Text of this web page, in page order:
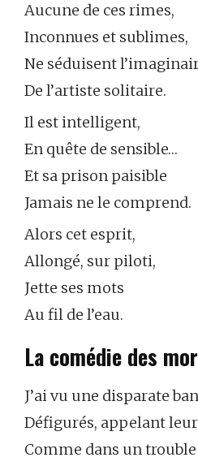
Aucune de ces rimes,
Inconnues et sublimes,
Ne séduisent
De l’artiste solitaire.
Il est intelligent,
En quête de sensible…
Et sa prison paisible
Jamais ne le comprend.
Alors cet esprit,
Allongé, sur piloti,
Jette ses mots
Au fil de l’eau.
La comédie des
J’ai vu une disparate
Défigurés, appelant
Comme dans un